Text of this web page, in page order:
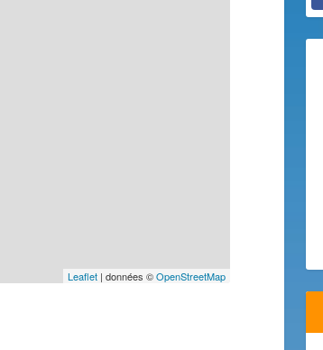
Leaflet | données ©OpenStreetMap